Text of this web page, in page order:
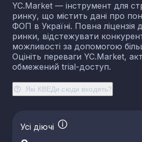
Які КВЕДи сюди входять?
YC.Market — інструмент для
ринку, що містить дані про
ФОП в Україні. Повна ліцензія
ринки, відстежувати
можливості за допомогою
Оцініть переваги YC.Market,
обмежений trial-доступ.
Усі діючі
виробів із випаленої
23.41
Виробництво
керамічних виробів
23.42 Виробництво керамічних
виробів
23.43 Виробництво керамічних
23.44 Виробництво інших
призначення
23.51 Виробництво цементу